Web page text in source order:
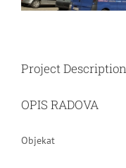
Project Description
OPIS RADOVA
Objekat